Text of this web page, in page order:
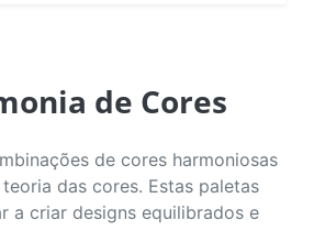
de Cores
de cores harmoniosas
das cores. Estas paletas
a criar designs equilibrados e